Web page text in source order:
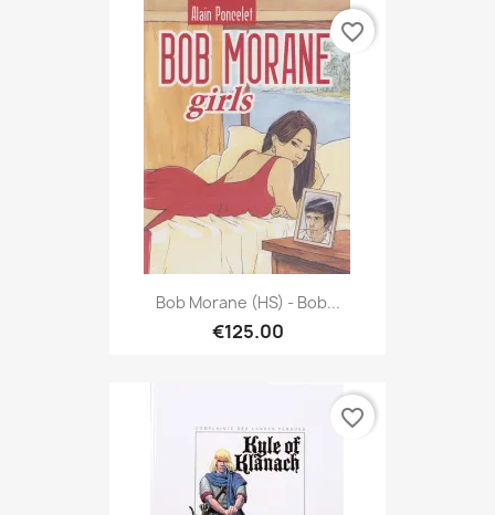
Bob Morane (HS) - Bob...
€125.00
favorite_border
favorite_border